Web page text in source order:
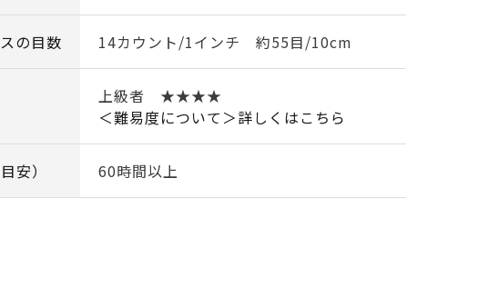
の目数 14カウント/1インチ 約55目/10cm
上級者 ★★★★
＜難易度について＞詳しくはこちら
安） 60時間以上